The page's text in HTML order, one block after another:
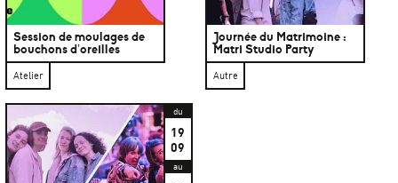
Session de moulages de
bouchons d’oreilles
Atelier
Journée du Matrimoine :
Matri Studio Party
Autre
du
19
09
au